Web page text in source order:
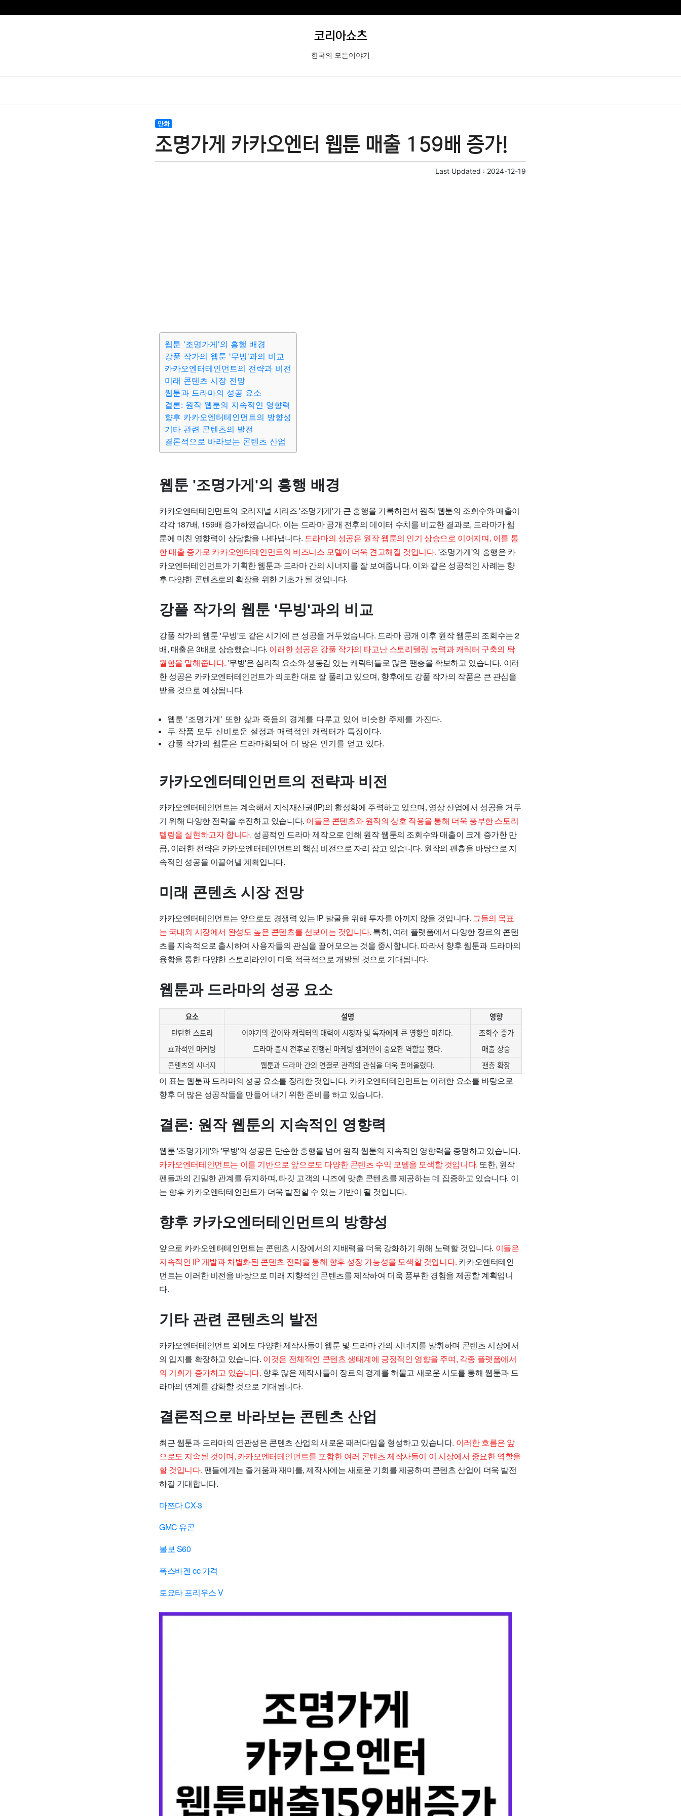
코리아쇼츠
한국의 모든이야기
만화
조명가게 카카오엔터 웹툰 매출 159배 증가!
Last Updated : 2024-12-19
웹툰 '조명가게'의 흥행 배경
강풀 작가의 웹툰 '무빙'과의 비교
카카오엔터테인먼트의 전략과 비전
미래 콘텐츠 시장 전망
웹툰과 드라마의 성공 요소
결론: 원작 웹툰의 지속적인 영향력
향후 카카오엔터테인먼트의 방향성
기타 관련 콘텐츠의 발전
결론적으로 바라보는 콘텐츠 산업
웹툰 '조명가게'의 흥행 배경
카카오엔터테인먼트의 오리지널 시리즈 '조명가게'가 큰 흥행을 기록하면서 원작 웹툰의 조회수와 매출이
각각 187배, 159배 증가하였습니다. 이는 드라마 공개 전후의 데이터 수치를 비교한 결과로, 드라마가 웹
툰에 미친 영향력이 상당함을 나타냅니다. 드라마의 성공은 원작 웹툰의 인기 상승으로 이어지며, 이를 통
한 매출 증가로 카카오엔터테인먼트의 비즈니스 모델이 더욱 견고해질 것입니다.'조명가게'의 흥행은 카
카오엔터테인먼트가 기획한 웹툰과 드라마 간의 시너지를 잘 보여줍니다. 이와 같은 성공적인 사례는 향
후 다양한 콘텐츠로의 확장을 위한 기초가 될 것입니다.
강풀 작가의 웹툰 '무빙'과의 비교
강풀 작가의 웹툰 '무빙'도 같은 시기에 큰 성공을 거두었습니다. 드라마 공개 이후 원작 웹툰의 조회수는 2
배, 매출은 3배로 상승했습니다. 이러한 성공은 강풀 작가의 타고난 스토리텔링 능력과 캐릭터 구축의 탁
월함을 말해줍니다. '무빙'은 심리적 요소와 생동감 있는 캐릭터들로 많은 팬층을 확보하고 있습니다. 이러
한 성공은 카카오엔터테인먼트가 의도한 대로 잘 풀리고 있으며, 향후에도 강풀 작가의 작품은 큰 관심을
받을 것으로 예상됩니다.
웹툰 '조명가게' 또한 삶과 죽음의 경계를 다루고 있어 비슷한 주제를 가진다.
두 작품 모두 신비로운 설정과 매력적인 캐릭터가 특징이다.
강풀 작가의 웹툰은 드라마화되어 더 많은 인기를 얻고 있다.
카카오엔터테인먼트의 전략과 비전
카카오엔터테인먼트는 계속해서 지식재산권(IP)의 활성화에 주력하고 있으며, 영상 산업에서 성공을 거두
기 위해 다양한 전략을 추진하고 있습니다. 이들은 콘텐츠와 원작의 상호 작용을 통해 더욱 풍부한 스토리
텔링을 실현하고자 합니다. 성공적인 드라마 제작으로 인해 원작 웹툰의 조회수와 매출이 크게 증가한 만
큼, 이러한 전략은 카카오엔터테인먼트의 핵심 비전으로 자리 잡고 있습니다. 원작의 팬층을 바탕으로 지
속적인 성공을 이끌어낼 계획입니다.
미래 콘텐츠 시장 전망
카카오엔터테인먼트는 앞으로도 경쟁력 있는 IP 발굴을 위해 투자를 아끼지 않을 것입니다. 그들의 목표
는 국내외 시장에서 완성도 높은 콘텐츠를 선보이는 것입니다. 특히, 여러 플랫폼에서 다양한 장르의 콘텐
츠를 지속적으로 출시하여 사용자들의 관심을 끌어모으는 것을 중시합니다. 따라서 향후 웹툰과 드라마의
융합을 통한 다양한 스토리라인이 더욱 적극적으로 개발될 것으로 기대됩니다.
웹툰과 드라마의 성공 요소
요소 설명
영향
탄탄한 스토리
이야기의 깊이와 캐릭터의 매력이 시청자 및 독자에게 큰 영향을 미친다.
조회수 증가
효과적인 마케팅
드라마 출시 전후로 진행된 마케팅 캠페인이 중요한 역할을 했다.
매출 상승
콘텐츠의 시너지
웹툰과 드라마 간의 연결로 관객의 관심을 더욱 끌어올렸다. 팬층 확장
이 표는 웹툰과 드라마의 성공 요소를 정리한 것입니다. 카카오엔터테인먼트는 이러한 요소를 바탕으로
향후 더 많은 성공작들을 만들어 내기 위한 준비를 하고 있습니다.
결론: 원작 웹툰의 지속적인 영향력
웹툰 '조명가게'와 '무빙'의 성공은 단순한 흥행을 넘어 원작 웹툰의 지속적인 영향력을 증명하고 있습니다.
카카오엔터테인먼트는 이를 기반으로 앞으로도 다양한 콘텐츠 수익 모델을 모색할 것입니다. 또한, 원작
팬들과의 긴밀한 관계를 유지하며, 타깃 고객의 니즈에 맞춘 콘텐츠를 제공하는 데 집중하고 있습니다. 이
는 향후 카카오엔터테인먼트가 더욱 발전할 수 있는 기반이 될 것입니다.
향후 카카오엔터테인먼트의 방향성
앞으로 카카오엔터테인먼트는 콘텐츠 시장에서의 지배력을 더욱 강화하기 위해 노력할 것입니다. 이들은
지속적인 IP 개발과 차별화된 콘텐츠 전략을 통해 향후 성장 가능성을 모색할 것입니다. 카카오엔터테인
먼트는 이러한 비전을 바탕으로 미래 지향적인 콘텐츠를 제작하여 더욱 풍부한 경험을 제공할 계획입니
다.
기타 관련 콘텐츠의 발전
카카오엔터테인먼트 외에도 다양한 제작사들이 웹툰 및 드라마 간의 시너지를 발휘하며 콘텐츠 시장에서
의 입지를 확장하고 있습니다. 이것은 전체적인 콘텐츠 생태계에 긍정적인 영향을 주며, 각종 플랫폼에서
의 기회가 증가하고 있습니다. 향후 많은 제작사들이 장르의 경계를 허물고 새로운 시도를 통해 웹툰과 드
라마의 연계를 강화할 것으로 기대됩니다.
결론적으로 바라보는 콘텐츠 산업
최근 웹툰과 드라마의 연관성은 콘텐츠 산업의 새로운 패러다임을 형성하고 있습니다. 이러한 흐름은 앞
으로도 지속될 것이며, 카카오엔터테인먼트를 포함한 여러 콘텐츠 제작사들이 이 시장에서 중요한 역할을
할 것입니다. 팬들에게는 즐거움과 재미를, 제작사에는 새로운 기회를 제공하며 콘텐츠 산업이 더욱 발전
하길 기대합니다.
마쯔다 CX-3
GMC 유콘
볼보 S60
폭스바겐 cc 가격
토요타 프리우스 V